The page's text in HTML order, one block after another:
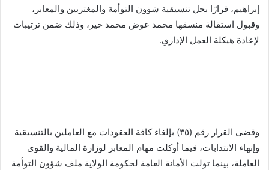
إبراهيم، قرارًا بحل تنسيقية شؤون التوأمة والمغتربين والمعابر،
وقبول استقالة منسقها محمد عوض محمد خير، وذلك ضمن ترتيبات
لإعادة هيكلة العمل الإداري.
وقضى القرار رقم (٣٥) بإلغاء كافة العقودات مع العاملين بالتنسيقية
وإنهاء الانتدابات، فيما أوكلت مهام المعابر لوزارة المالية والقوى
العاملة، بينما تولت الأمانة العامة لحكومة الولاية ملف شؤون التوأمة